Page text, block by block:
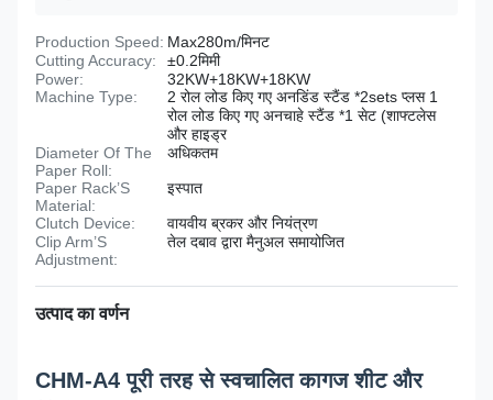
Production Speed: Max280m/मिनट
Cutting Accuracy:
±0.2मिमी
Power:
32KW+18KW+18KW
Machine Type:
2 रोल लोड किए गए अनडिंड स्टैंड *2sets प्लस 1
रोल लोड किए गए अनचाहे स्टैंड *1 सेट (शाफ्टलेस
और हाइड्र
Diameter Of The
Paper Roll:
अधिकतम
Paper Rack’S
Material:
इस्पात
Clutch Device:
वायवीय ब्रकर और नियंत्रण
Clip Arm’S
Adjustment:
तेल दबाव द्वारा मैनुअल समायोजित
उत्पाद का वर्णन
CHM-A4 पूरी तरह से स्वचालित कागज शीट और